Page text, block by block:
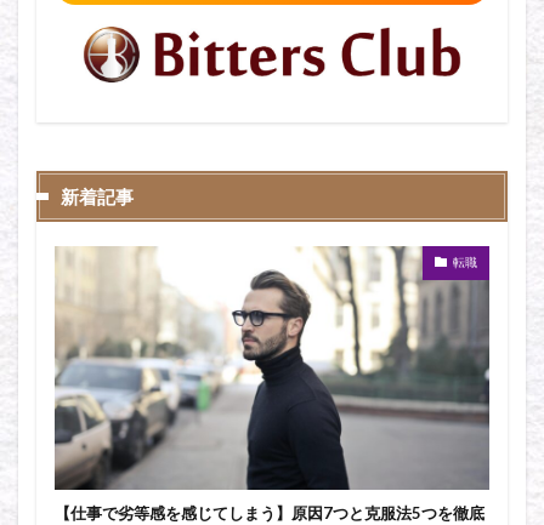
新着記事
転職
【仕事で劣等感を感じてしまう】原因7つと克服法5つを徹底